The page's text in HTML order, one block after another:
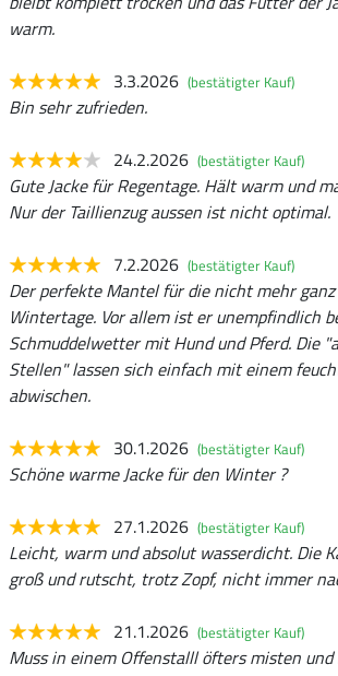
warm.
3.3.2026 (bestätigter Kauf)
Bin sehr zufrieden.
24.2.2026 (bestätigter Kauf)
Gute Jacke für Regentage. Hält warm und
Nur der Taillienzug aussen ist nicht optimal.
7.2.2026 (bestätigter Kauf)
Der perfekte Mantel für die nicht mehr
Wintertage. Vor allem ist er unempfindlich
Schmuddelwetter mit Hund und Pferd. Die
Stellen" lassen sich einfach mit einem
abwischen.
30.1.2026 (bestätigter Kauf)
Schöne warme Jacke für den Winter ?
27.1.2026 (bestätigter Kauf)
Leicht, warm und absolut wasserdicht. Die
groß und rutscht, trotz Zopf, nicht immer
21.1.2026 (bestätigter Kauf)
Muss in einem Offenstalll öfters misten